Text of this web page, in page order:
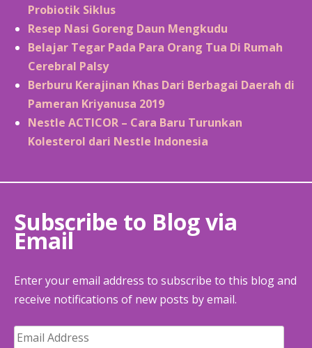
Probiotik Siklus
Resep Nasi Goreng Daun Mengkudu
Belajar Tegar Pada Para Orang Tua Di Rumah
Cerebral Palsy
Berburu Kerajinan Khas Dari Berbagai Daerah di
Pameran Kriyanusa 2019
Nestle ACTICOR – Cara Baru Turunkan
Kolesterol dari Nestle Indonesia
Subscribe to Blog via
Email
Enter your email address to subscribe to this blog and
receive notifications of new posts by email.
Email